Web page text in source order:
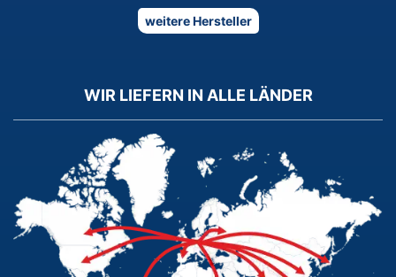
weitere Hersteller
WIR LIEFERN IN ALLE LÄNDER